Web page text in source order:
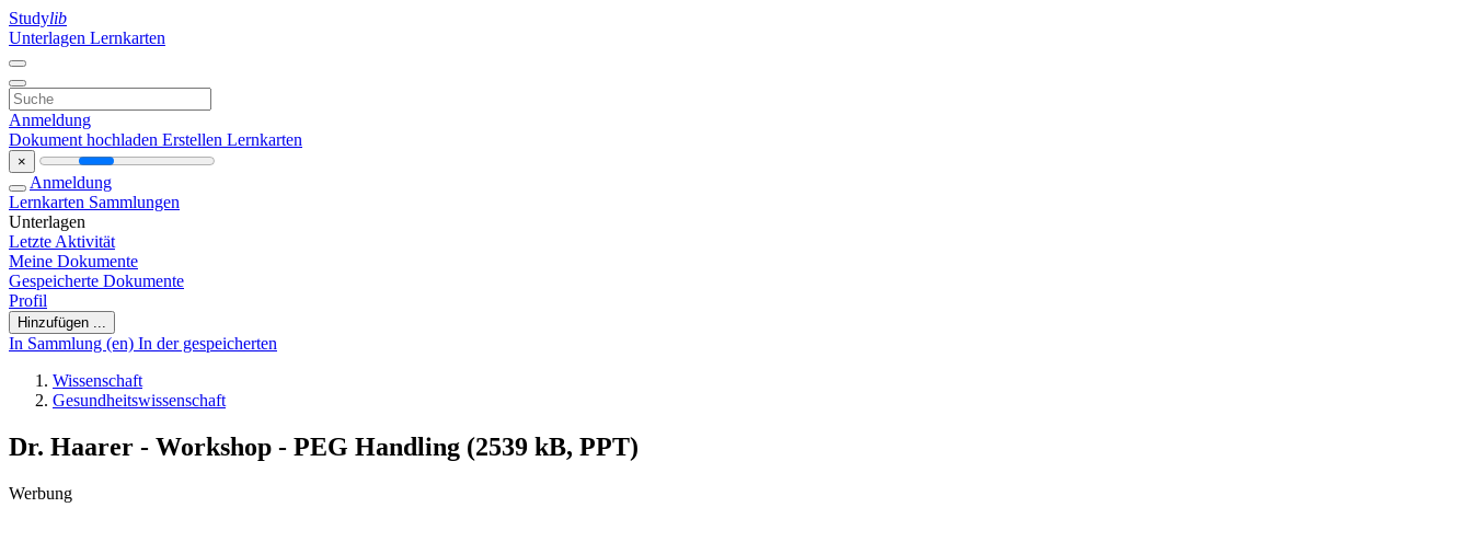
Studylib
Unterlagen Lernkarten
Anmeldung
Dokument hochladen Erstellen Lernkarten
×
Anmeldung
Lernkarten Sammlungen
Unterlagen
Letzte Aktivität
Meine Dokumente
Gespeicherte Dokumente
Profil
Hinzufügen ...
In Sammlung (en) In der gespeicherten
Wissenschaft
Gesundheitswissenschaft
Dr. Haarer - Workshop - PEG Handling (2539 kB, PPT)
Werbung